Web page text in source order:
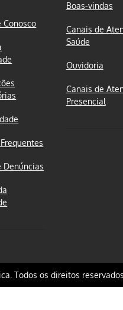
Conosco
Denúncias
Boas-vindas
Canais de
Saúde
Ouvidoria
Canais de
Presencial
Todos os direitos reservados.